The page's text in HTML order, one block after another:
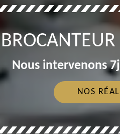
Nous intervenons
NOS